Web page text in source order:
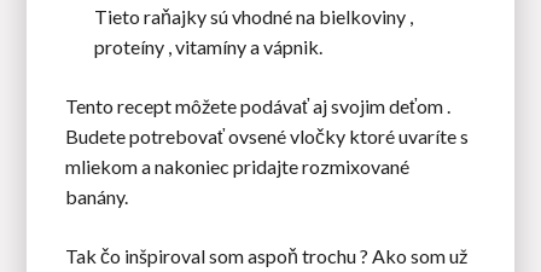
Tieto raňajky sú vhodné na bielkoviny ,
proteíny , vitamíny a vápnik.
Tento recept môžete podávať aj svojim deťom .
Budete potrebovať ovsené vločky ktoré uvaríte s
mliekom a nakoniec pridajte rozmixované
banány.
Tak čo inšpiroval som aspoň trochu ? Ako som už